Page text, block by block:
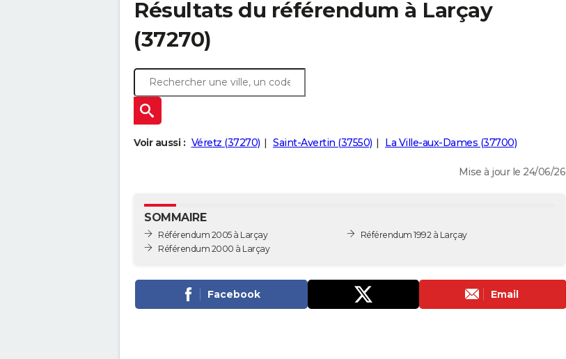
Résultats du référendum à Larçay
(37270)
Voir aussi : Véretz (37270) Saint-Avertin (37550) La Ville-aux-Dames (37700)
Mise à jour le 24/06/26
SOMMAIRE
Référendum 2005 à Larçay
Référendum 2000 à Larçay
Référendum 1992 à Larçay
Facebook Email